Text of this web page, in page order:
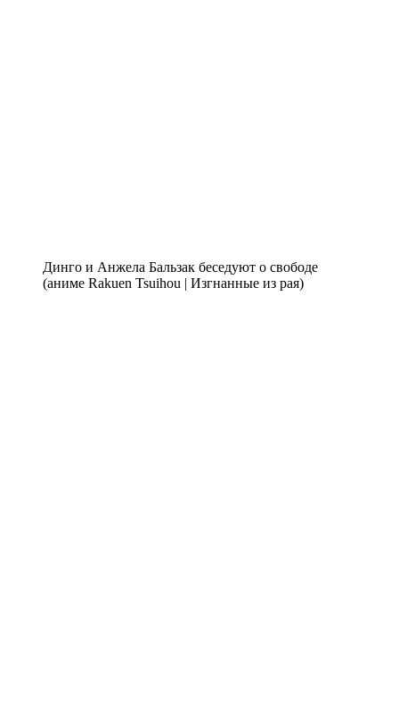
Динго и Анжела Бальзак беседуют о свободе
(аниме Rakuen Tsuihou | Изгнанные из рая)